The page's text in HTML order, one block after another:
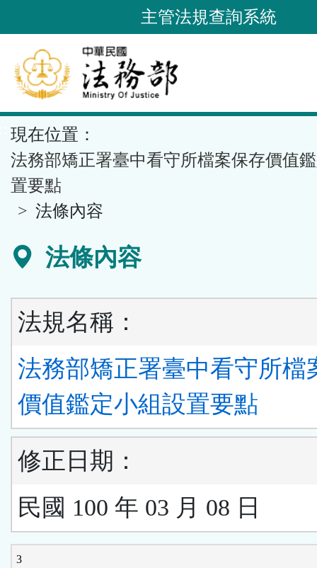
到
要
內
容
區
塊
主管法規查詢系統
現在位置：
法務部矯正署臺中看守所檔案保存價值
置要點
法條內容
法條內容
法規名稱：
法務部矯正署臺中看守所檔
價值鑑定小組設置要點
修正日期：
民國 100 年 03 月 08 日
3